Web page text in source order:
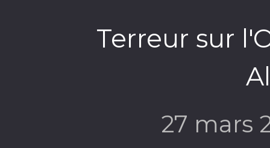
Terreur sur
27 mars